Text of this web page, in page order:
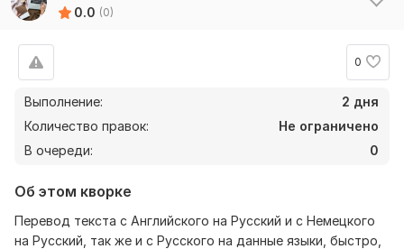
0.0 (0)
0
Выполнение:
2 дня
Количество правок:
Не ограничено
В очереди:
0
Об этом кворке
Перевод текста с Английского на Русский и с Немецкого
на Русский, так же и с Русского на данные языки, быстро,